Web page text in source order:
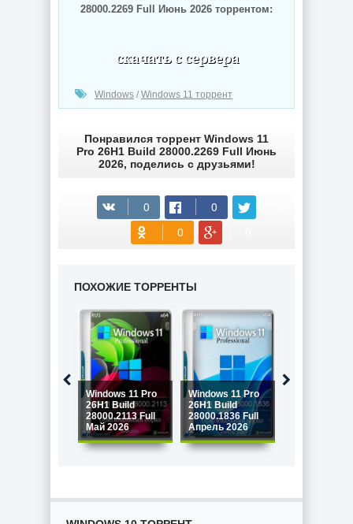
28000.2269 Full Июнь 2026 торрентом:
Windows / Windows 11 торрент
Понравился торрент Windows 11
Pro 26H1 Build 28000.2269 Full Июнь
2026, поделись с друзьями!
ПОХОЖИЕ ТОРРЕНТЫ
Windows 11 Pro
26H1 Build
28000.2113 Full
Май 2026
Windows 11 Pro
26H1 Build
28000.1836 Full
Апрель 2026